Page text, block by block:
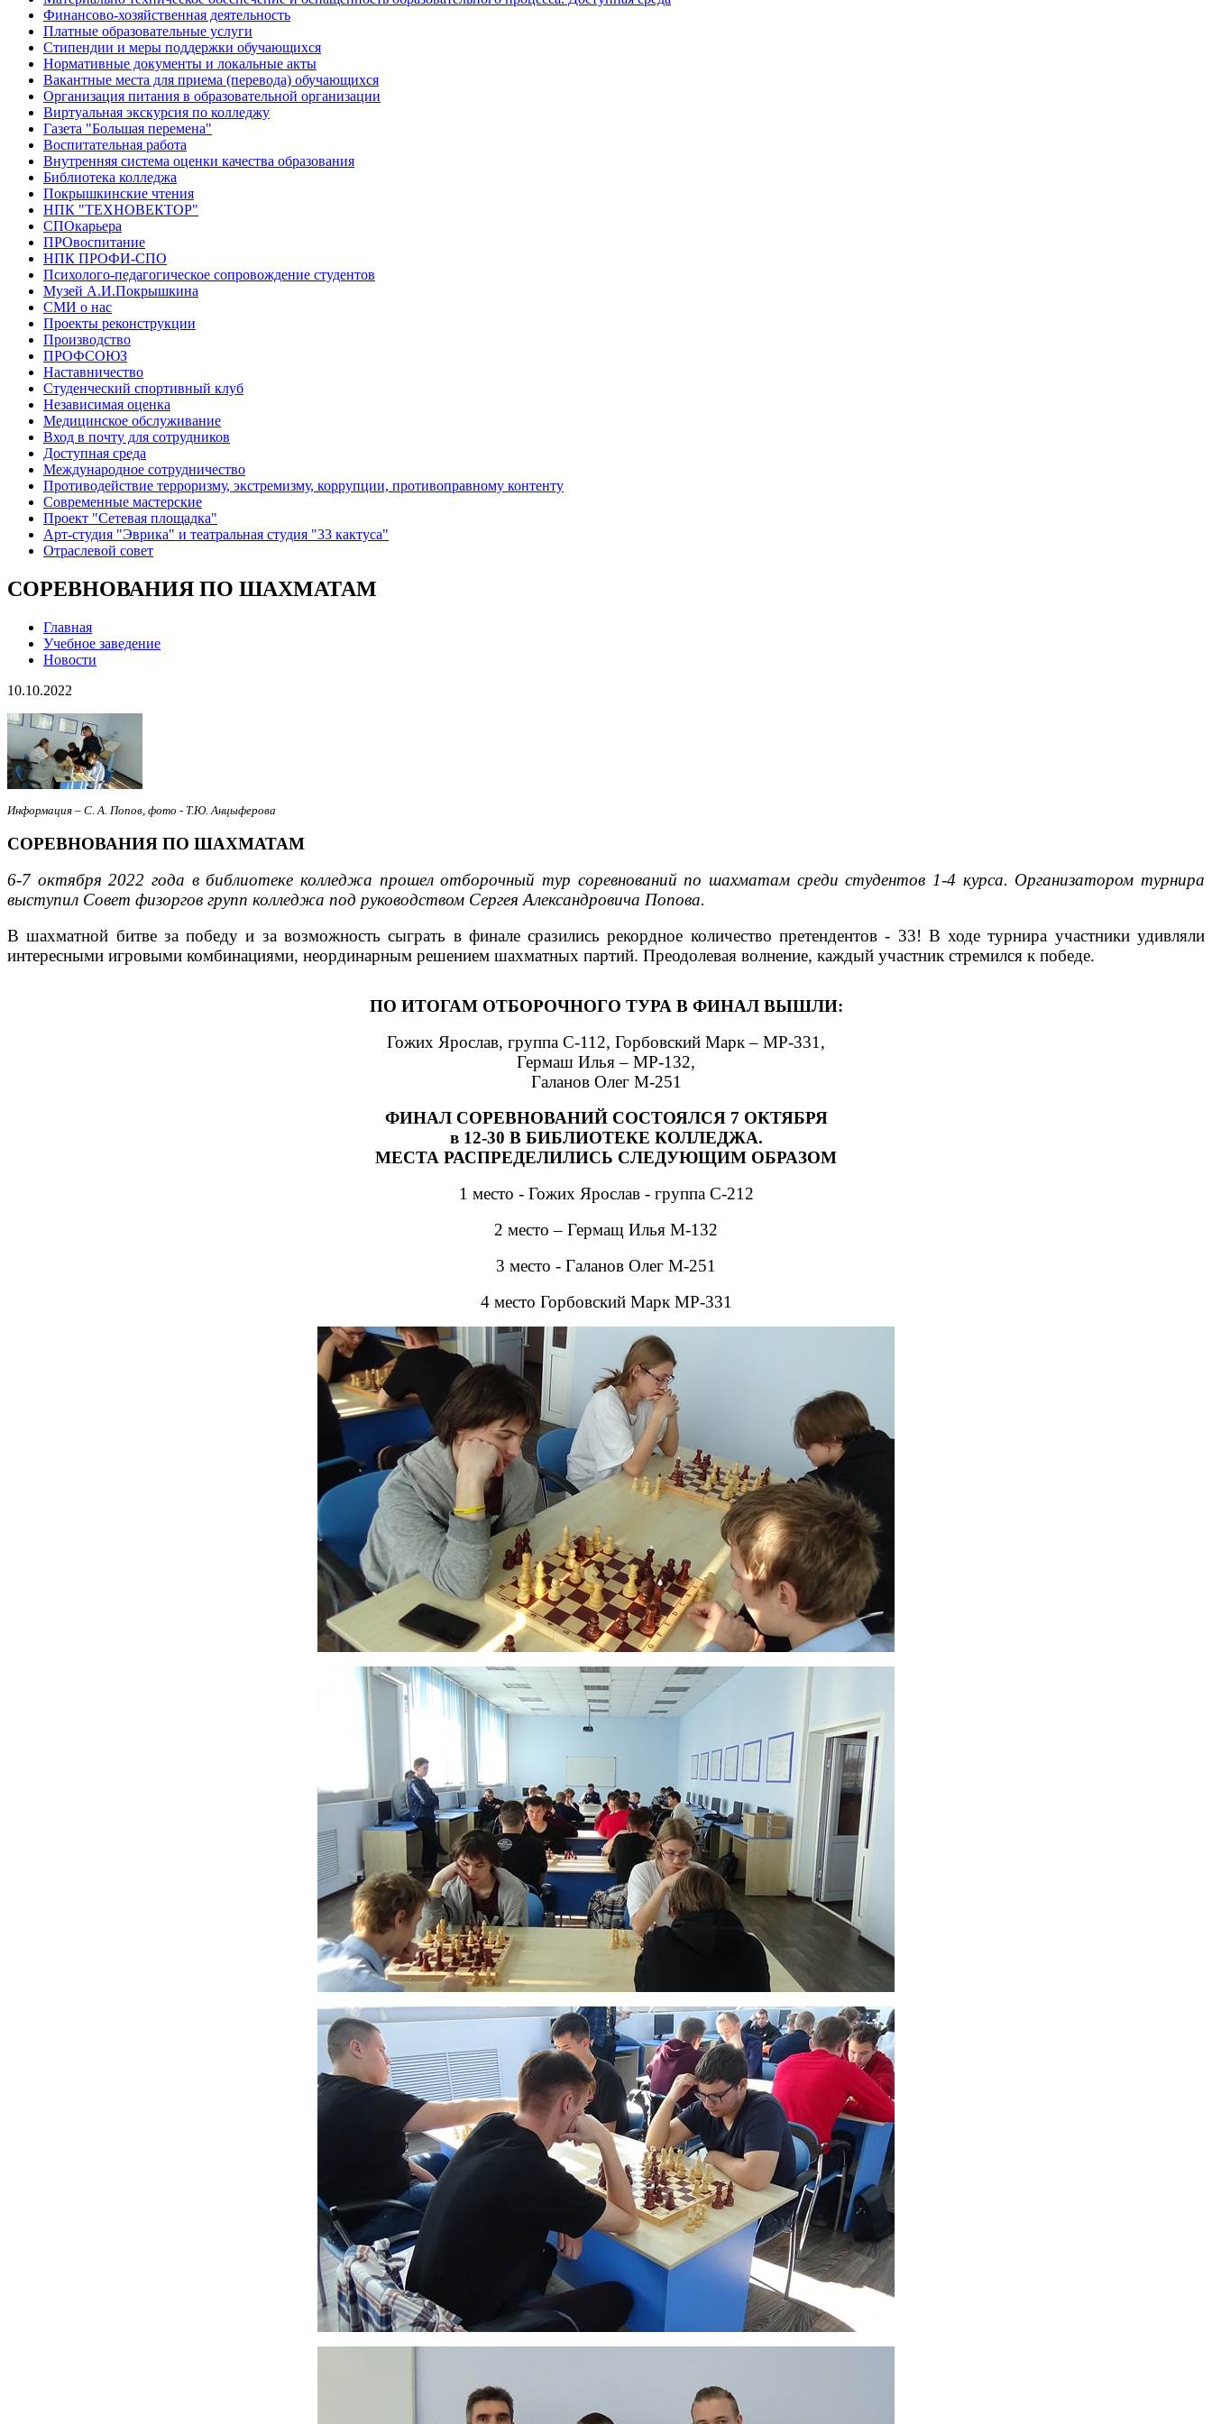
Финансово-хозяйственная деятельность
Платные образовательные услуги
Стипендии и меры поддержки обучающихся
Нормативные документы и локальные акты
Вакантные места для приема (перевода) обучающихся
Организация питания в образовательной организации
Виртуальная экскурсия по колледжу
Газета "Большая перемена"
Воспитательная работа
Внутренняя система оценки качества образования
Библиотека колледжа
Покрышкинские чтения
НПК "ТЕХНОВЕКТОР"
СПОкарьера
ПРОвоспитание
НПК ПРОФИ-СПО
Психолого-педагогическое сопровождение студентов
Музей А.И.Покрышкина
СМИ о нас
Проекты реконструкции
Производство
ПРОФСОЮЗ
Наставничество
Студенческий спортивный клуб
Независимая оценка
Медицинское обслуживание
Вход в почту для сотрудников
Доступная среда
Международное сотрудничество
Противодействие терроризму, экстремизму, коррупции, противоправному контенту
Современные мастерские
Проект "Сетевая площадка"
Арт-студия "Эврика" и театральная студия "33 кактуса"
Отраслевой совет
СОРЕВНОВАНИЯ ПО ШАХМАТАМ
Главная
Учебное заведение
Новости
10.10.2022
Информация – С. А. Попов, фото - Т.Ю. Анцыферова
СОРЕВНОВАНИЯ ПО ШАХМАТАМ
6-7 октября 2022 года в библиотеке колледжа прошел отборочный тур соревнований по шахматам среди студентов 1-4 курса. Организатором турнира
выступил Совет физоргов групп колледжа под руководством Сергея Александровича Попова.
В шахматной битве за победу и за возможность сыграть в финале сразились рекордное количество претендентов - 33! В ходе турнира участники удивляли
интересными игровыми комбинациями, неординарным решением шахматных партий. Преодолевая волнение, каждый участник стремился к победе.
ПО ИТОГАМ ОТБОРОЧНОГО ТУРА В ФИНАЛ ВЫШЛИ:
Гожих Ярослав, группа С-112, Горбовский Марк – МР-331,
Гермаш Илья – МР-132,
Галанов Олег М-251
ФИНАЛ СОРЕВНОВАНИЙ СОСТОЯЛСЯ 7 ОКТЯБРЯ
в 12-30 В БИБЛИОТЕКЕ КОЛЛЕДЖА.
МЕСТА РАСПРЕДЕЛИЛИСЬ СЛЕДУЮЩИМ ОБРАЗОМ
1 место - Гожих Ярослав - группа С-212
2 место – Гермащ Илья М-132
3 место - Галанов Олег М-251
4 место Горбовский Марк МР-331